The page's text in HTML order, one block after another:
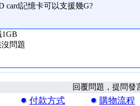
card記憶卡可以支援幾G?
1GB
問題
回覆問題，提問
付款方式 購物流程